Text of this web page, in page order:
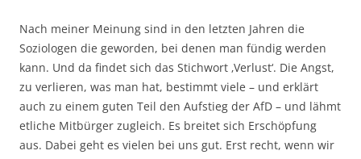
Nach meiner Meinung sind in den letzten Jahren die
Soziologen die geworden, bei denen man fündig werden
kann. Und da findet sich das Stichwort ‚Verlust‘. Die Angst,
zu verlieren, was man hat, bestimmt viele – und erklärt
auch zu einem guten Teil den Aufstieg der AfD – und lähmt
etliche Mitbürger zugleich. Es breitet sich Erschöpfung
aus. Dabei geht es vielen bei uns gut. Erst recht, wenn wir